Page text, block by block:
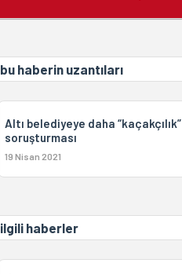
bu haberin uzantıları
Altı belediyeye daha “kaçakçılık”
soruşturması
19 Nisan 2021
ilgili haberler